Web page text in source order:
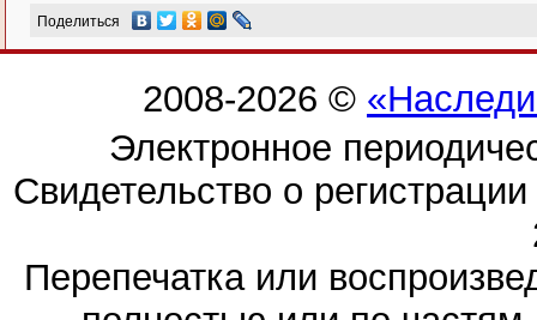
Поделиться
2008-2026 ©
Электронное
Свидетельство о
Перепечатка или